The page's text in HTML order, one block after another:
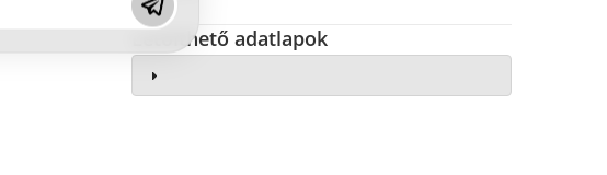
Letölthető adatlapok